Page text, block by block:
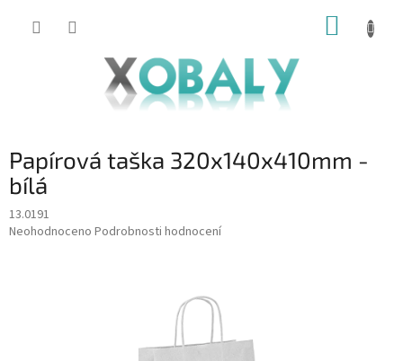
KOŠÍK
Papírová taška 320x140x410mm -
bílá
13.0191
Průměrné
Neohodnoceno Podrobnosti hodnocení